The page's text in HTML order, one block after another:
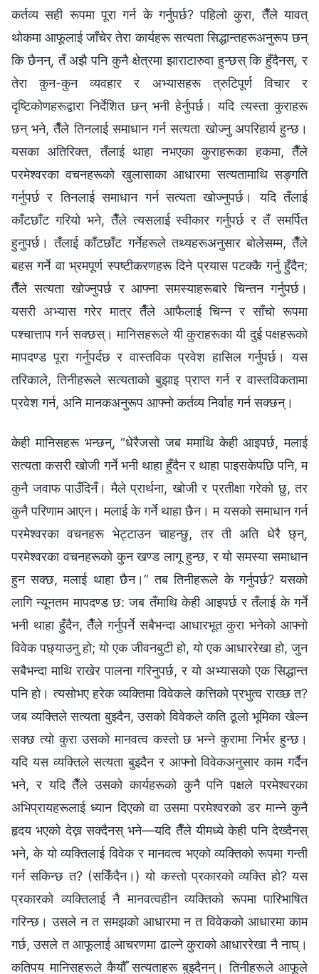
कर्तव्य सही रूपमा पूरा गर्न के गर्नुपर्छ? पहिलो कुरा, तैँले यावत्
थोकमा आफूलाई जाँचेर तेरा कार्यहरू सत्यता सिद्धान्तहरूअनुरूप छन्
कि छैनन्, तँ अझै पनि कुनै क्षेत्रमा झाराटारुवा हुन्छस् कि हुँदैनस्, र
तेरा कुन-कुन व्यवहार र अभ्यासहरू त्रुटिपूर्ण विचार र
दृष्टिकोणहरूद्वारा निर्देशित छन् भनी हेर्नुपर्छ। यदि त्यस्ता कुराहरू
छन् भने, तैँले तिनलाई समाधान गर्न सत्यता खोज्नु अपरिहार्य हुन्छ।
यसका अतिरिक्त, तँलाई थाहा नभएका कुराहरूका हकमा, तैँले
परमेश्‍वरका वचनहरूको खुलासाका आधारमा सत्यतामाथि सङ्गति
गर्नुपर्छ र तिनलाई समाधान गर्न सत्यता खोज्नुपर्छ। यदि तँलाई
काँटछाँट गरियो भने, तैँले त्यसलाई स्वीकार गर्नुपर्छ र तँ समर्पित
हुनुपर्छ। तँलाई काँटछाँट गर्नेहरूले तथ्यहरूअनुसार बोलेसम्म, तैँले
बहस गर्ने वा भ्रमपूर्ण स्पष्टीकरणहरू दिने प्रयास पटक्कै गर्नु हुँदैन;
तैँले सत्यता खोज्नुपर्छ र आफ्ना समस्याहरूबारे चिन्तन गर्नुपर्छ।
यसरी अभ्यास गरेर मात्र तैँले आफैलाई चिन्न र साँचो रूपमा
पश्चात्ताप गर्न सक्छस्। मानिसहरूले यी कुराहरूका यी दुई पक्षहरूको
मापदण्ड पूरा गर्नुपर्दछ र वास्तविक प्रवेश हासिल गर्नुपर्छ। यस
तरिकाले, तिनीहरूले सत्यताको बुझाइ प्राप्त गर्न र वास्तविकतामा
प्रवेश गर्न, अनि मानकअनुरूप आफ्नो कर्तव्य निर्वाह गर्न सक्छन्।
केही मानिसहरू भन्छन्, “धेरैजसो जब ममाथि केही आइपर्छ, मलाई
सत्यता कसरी खोजी गर्ने भनी थाहा हुँदैन र थाहा पाइसकेपछि पनि, म
कुनै जवाफ पाउँदिनँ। मैले प्रार्थना, खोजी र प्रतीक्षा गरेको छु, तर
कुनै परिणाम आएन। मलाई के गर्ने थाहा छैन। म यसको समाधान गर्न
परमेश्‍वरका वचनहरू भेट्टाउन चाहन्छु, तर ती अति धेरै छ्न्,
परमेश्‍वरका वचनहरूको कुन खण्ड लागू हुन्छ, र यो समस्या समाधान
हुन सक्छ, मलाई थाहा छैन।” तब तिनीहरूले के गर्नुपर्छ? यसको
लागि न्यूनतम मापदण्ड छ: जब तँमाथि केही आइपर्छ र तँलाई के गर्ने
भनी थाहा हुँदैन, तैँले गर्नुपर्ने सबैभन्दा आधारभूत कुरा भनेको आफ्नो
विवेक पछ्याउनु हो; यो एक जीवनबुटी हो, यो एक आधाररेखा हो, जुन
सबैभन्दा माथि राखेर पालना गरिनुपर्छ, र यो अभ्यासको एक सिद्धान्त
पनि हो। त्यसोभए हरेक व्यक्तिमा विवेकले कत्तिको प्रभुत्व राख्छ त?
जब व्यक्तिले सत्यता बुझ्दैन, उसको विवेकले कति ठूलो भूमिका खेल्‍न
सक्छ त्यो कुरा उसको मानवत्व कस्तो छ भन्‍ने कुरामा निर्भर हुन्छ।
यदि यस व्यक्तिले सत्यता बुझ्दैन र आफ्‍नो विवेकअनुसार काम गर्दैन
भने, र यदि तैँले उसको कार्यहरूको कुनै पनि पक्षले परमेश्‍वरका
अभिप्रायहरूलाई ध्यान दिएको वा उसमा परमेश्‍वरको डर मान्ने कुनै
हृदय भएको देख्न सक्दैनस् भने—यदि तैँले यीमध्ये केही पनि देख्दैनस्
भने, के यो व्यक्तिलाई विवेक र मानवत्व भएको व्यक्तिको रूपमा गन्ती
गर्न सकिन्छ त? (सकिँदैन।) यो कस्तो प्रकारको व्यक्ति हो? यस
प्रकारको व्यक्तिलाई नै मानवत्वहीन व्यक्तिको रूपमा पारिभाषित
गरिन्छ। उसले न त समझको आधारमा न त विवेकको आधारमा काम
गर्छ, उसले त आफूलाई आचरणमा ढाल्ने कुराको आधाररेखा नै नाघ्।
कतिपय मानिसहरूले कैयौँ सत्यताहरू बुझ्दैनन्। तिनीहरूले आफूले